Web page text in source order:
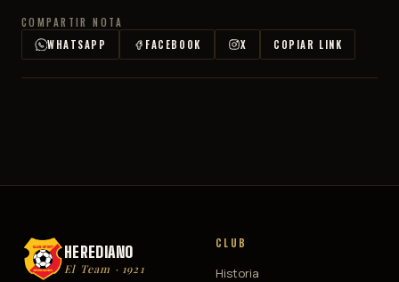
COMPARTIR NOTA
WHATSAPP
FACEBOOK X COPIAR LINK
HEREDIANO
El Team · 1921
CLUB
Historia